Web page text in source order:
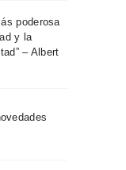
poderosa
y la
– Albert